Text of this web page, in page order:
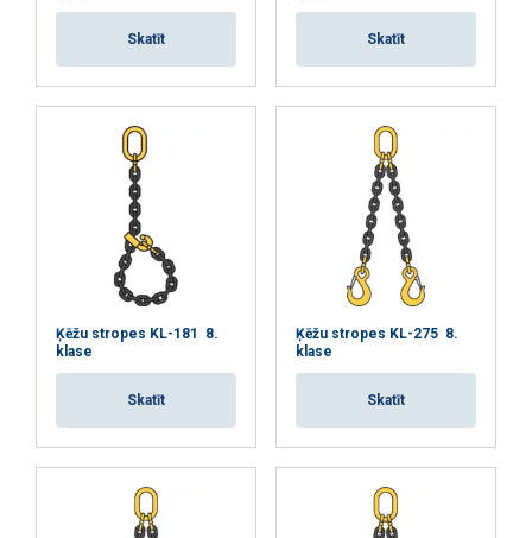
Skatīt Skatīt
Ķēžu stropes KL-181 8.
klase
Skatīt
Ķēžu stropes KL-275 8.
klase
Skatīt